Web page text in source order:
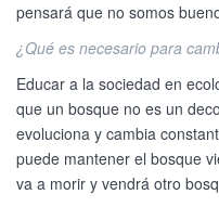
pensará que no somos
¿Qué es necesario para
Educar a la sociedad en
que un bosque no es un
evoluciona y cambia
puede mantener el bosque
va a morir y vendrá otro